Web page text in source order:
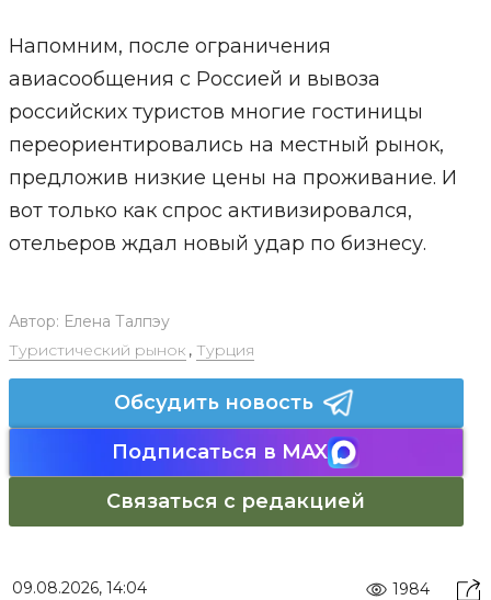
Напомним, после ограничения
авиасообщения с Россией и вывоза
российских туристов многие гостиницы
переориентировались на местный рынок,
предложив низкие цены на проживание. И
вот только как спрос активизировался,
отельеров ждал новый удар по бизнесу.
Автор: Елена Талпэу
Туристический рынок , Турция
Обсудить новость
Подписаться в MAX
Связаться с редакцией
09.08.2026, 14:04 1984